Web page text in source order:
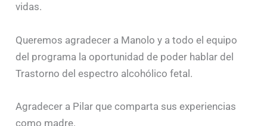
vidas.
Queremos agradecer a Manolo y a todo el equipo
del programa la oportunidad de poder hablar del
Trastorno del espectro alcohólico fetal.
Agradecer a Pilar que comparta sus experiencias
como madre.